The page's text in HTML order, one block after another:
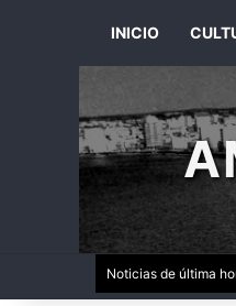
INICIO
Noticias de última